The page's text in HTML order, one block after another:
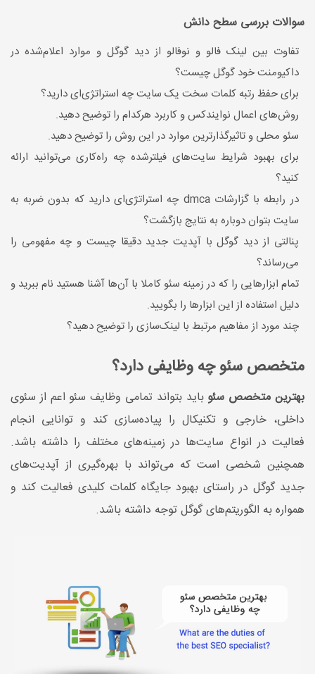
سوالات بررسی سطح دانش
تفاوت بین لینک فالو و نوفالو از دید گوگل و موارد اعلام‌شده در
داکیومنت خود گوگل چیست؟
برای حفظ رتبه کلمات سخت یک سایت چه استراتژی‌ای دارید؟
روش‌های اعمال نوایندکس و کاربرد هرکدام را توضیح دهید.
سئو محلی و تاثیرگذارترین موارد در این روش را توضیح دهید.
برای بهبود شرایط سایت‌های فیلترشده چه راه‌کاری می‌توانید ارائه
کنید؟
در رابطه با گزارشات dmca چه استراتژی‌ای دارید که بدون ضربه به
سایت بتوان دوباره به نتایج بازگشت؟
پنالتی از دید گوگل با آپدیت جدید دقیقا چیست و چه مفهومی را
می‌رساند؟
تمام ابزارهایی را که در زمینه سئو کاملا با آن‌ها آشنا هستید نام ببرید و
دلیل استفاده از این ابزارها را بگویید.
چند مورد از مفاهیم مرتبط با لینک‌سازی را توضیح دهید؟
متخصص سئو چه وظایفی دارد؟
بهترین متخصص سئو باید بتواند تمامی وظایف سئو اعم از سئوی
داخلی، خارجی و تکنیکال را پیاده‌سازی کند و توانایی انجام
فعالیت در انواع سایت‌ها در زمینه‌های مختلف را داشته باشد.
همچنین شخصی است که می‌تواند با بهره‌گیری از آپدیت‌های
جدید گوگل در راستای بهبود جایگاه کلمات کلیدی فعالیت کند و
همواره به الگوریتم‌های گوگل توجه داشته باشد.